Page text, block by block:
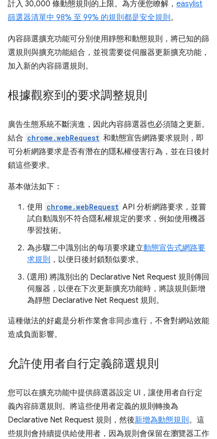
計入 30,000 條動態規則的上限。為方便您瞭解， easylist
篩選器清單中 98% 至 99% 的規則都是安全規則。
內容篩選擴充功能可分別使用靜態和動態規則，將已知的篩
選規則與擴充功能組合，並視需要從伺服器更新擴充功能，
加入新的內容篩選規則。
根據觀察到的要求調整規則
廣告生態系統不斷演進，因此內容篩選器也必須隨之更新。
結合 chrome.webRequest 和動態宣告網路要求規則，即
可分析網路要求是否有潛在的隱私權侵害行為，並在日後封
鎖這些要求。
基本做法如下：
使用 chrome.webRequest API 分析網路要求，並嘗
試自動識別不符合隱私權規定的要求，例如使用機器
學習技術。
為步驟二中識別出的每項要求建立動態宣告式網路要
求規則 ，以便日後封鎖類似要求。
(選用) 將識別出的 Declarative Net Request 規則傳回
伺服器，以便在下次更新擴充功能時，將該規則新增
為靜態 Declarative Net Request 規則。
這種做法的好處是分析作業會非同步進行，不會對網站效能
造成負面影響。
允許使用者自行定義篩選規則
您可以在擴充功能中提供篩選器設定 UI，讓使用者自行定
義內容篩選規則。將這些使用者定義的規則轉換為
Declarative Net Request 規則，然後新增為動態規則。這
些規則會持續提供給使用者，因為規則會保留在瀏覽器工作